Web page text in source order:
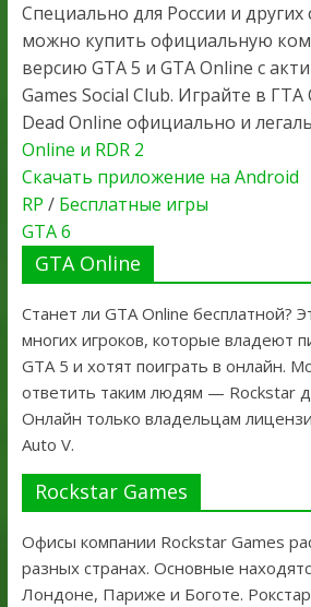
Специально для России и других
можно купить официальную
версию GTA 5 и GTA Online с
Games Social Club. Играйте в
Dead Online официально и
Online и RDR 2
Скачать приложение на Android
RP / Бесплатные игры
GTA 6
GTA Online
Станет ли GTA Online бесплатной?
многих игроков, которые владеют
GTA 5 и хотят поиграть в онлайн.
ответить таким людям — Rockstar
Онлайн только владельцам
Auto V.
Rockstar Games
Офисы компании Rockstar Games
разных странах. Основные
Лондоне, Париже и Боготе.